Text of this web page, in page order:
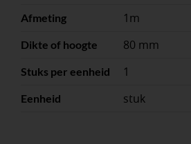
Afmeting 1m
Dikte of hoogte 80 mm
Stuks per eenheid 1
Eenheid stuk